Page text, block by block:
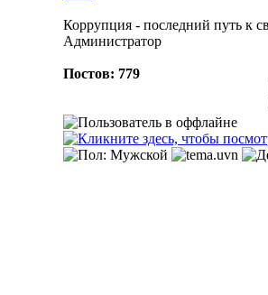
Коррупция - последний путь к
Администратор
Постов: 779